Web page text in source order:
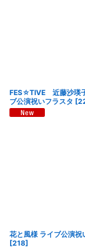
FES☆TIVE 近藤沙瑛
ブ公演祝いフラスタ [
花と風様 ライブ公演祝
[218]